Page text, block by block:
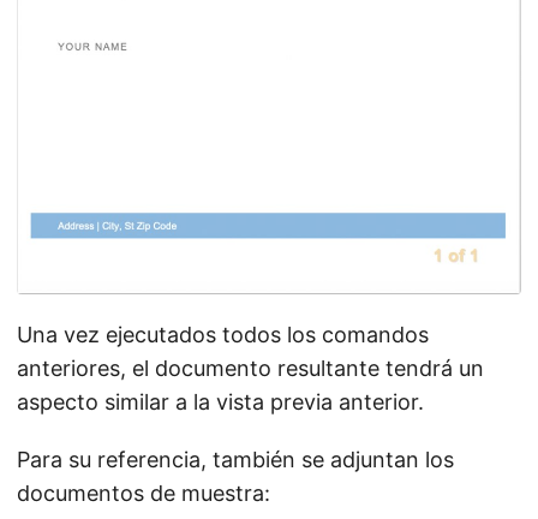
Una vez ejecutados todos los comandos
anteriores, el documento resultante tendrá un
aspecto similar a la vista previa anterior.
Para su referencia, también se adjuntan los
documentos de muestra: